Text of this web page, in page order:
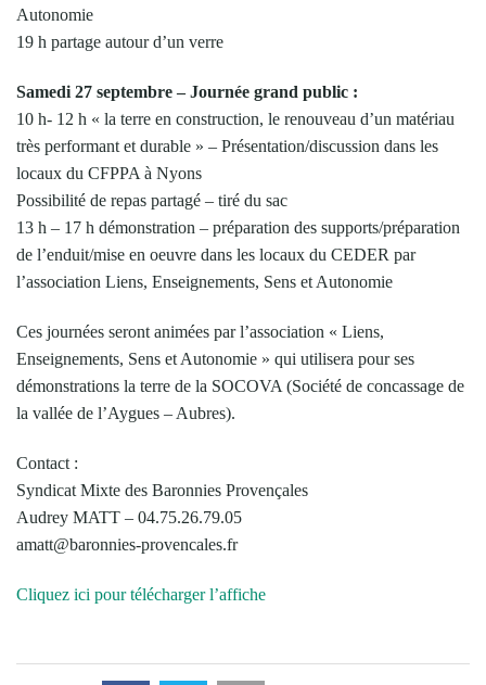
Autonomie
19 h partage autour d’un verre
Samedi 27 septembre – Journée grand public :
10 h- 12 h « la terre en construction, le renouveau d’un matériau
très performant et durable » – Présentation/discussion dans les
locaux du CFPPA à Nyons
Possibilité de repas partagé – tiré du sac
13 h – 17 h démonstration – préparation des supports/préparation
de l’enduit/mise en oeuvre dans les locaux du CEDER par
l’association Liens, Enseignements, Sens et Autonomie
Ces journées seront animées par l’association « Liens,
Enseignements, Sens et Autonomie » qui utilisera pour ses
démonstrations la terre de la SOCOVA (Société de concassage de
la vallée de l’Aygues – Aubres).
Contact :
Syndicat Mixte des Baronnies Provençales
Audrey MATT – 04.75.26.79.05
amatt@baronnies-provencales.fr
Cliquez ici pour télécharger l’affiche